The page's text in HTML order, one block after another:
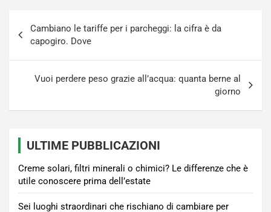
articoli
Cambiano le tariffe per i parcheggi: la cifra è da
capogiro. Dove
Vuoi perdere peso grazie all’acqua: quanta berne al
giorno
ULTIME PUBBLICAZIONI
Creme solari, filtri minerali o chimici? Le differenze che è
utile conoscere prima dell’estate
Sei luoghi straordinari che rischiano di cambiare per